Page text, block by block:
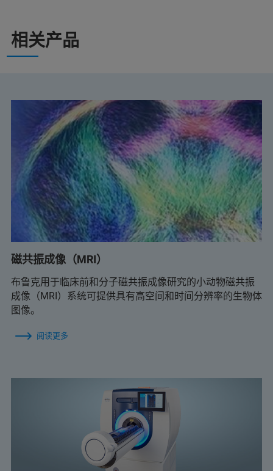
相关产品
磁共振成像（MRI）
布鲁克用于临床前和分子磁共振成像研究的小动物磁共振
成像（MRI）系统可提供具有高空间和时间分辨率的生物体
图像。
阅读更多